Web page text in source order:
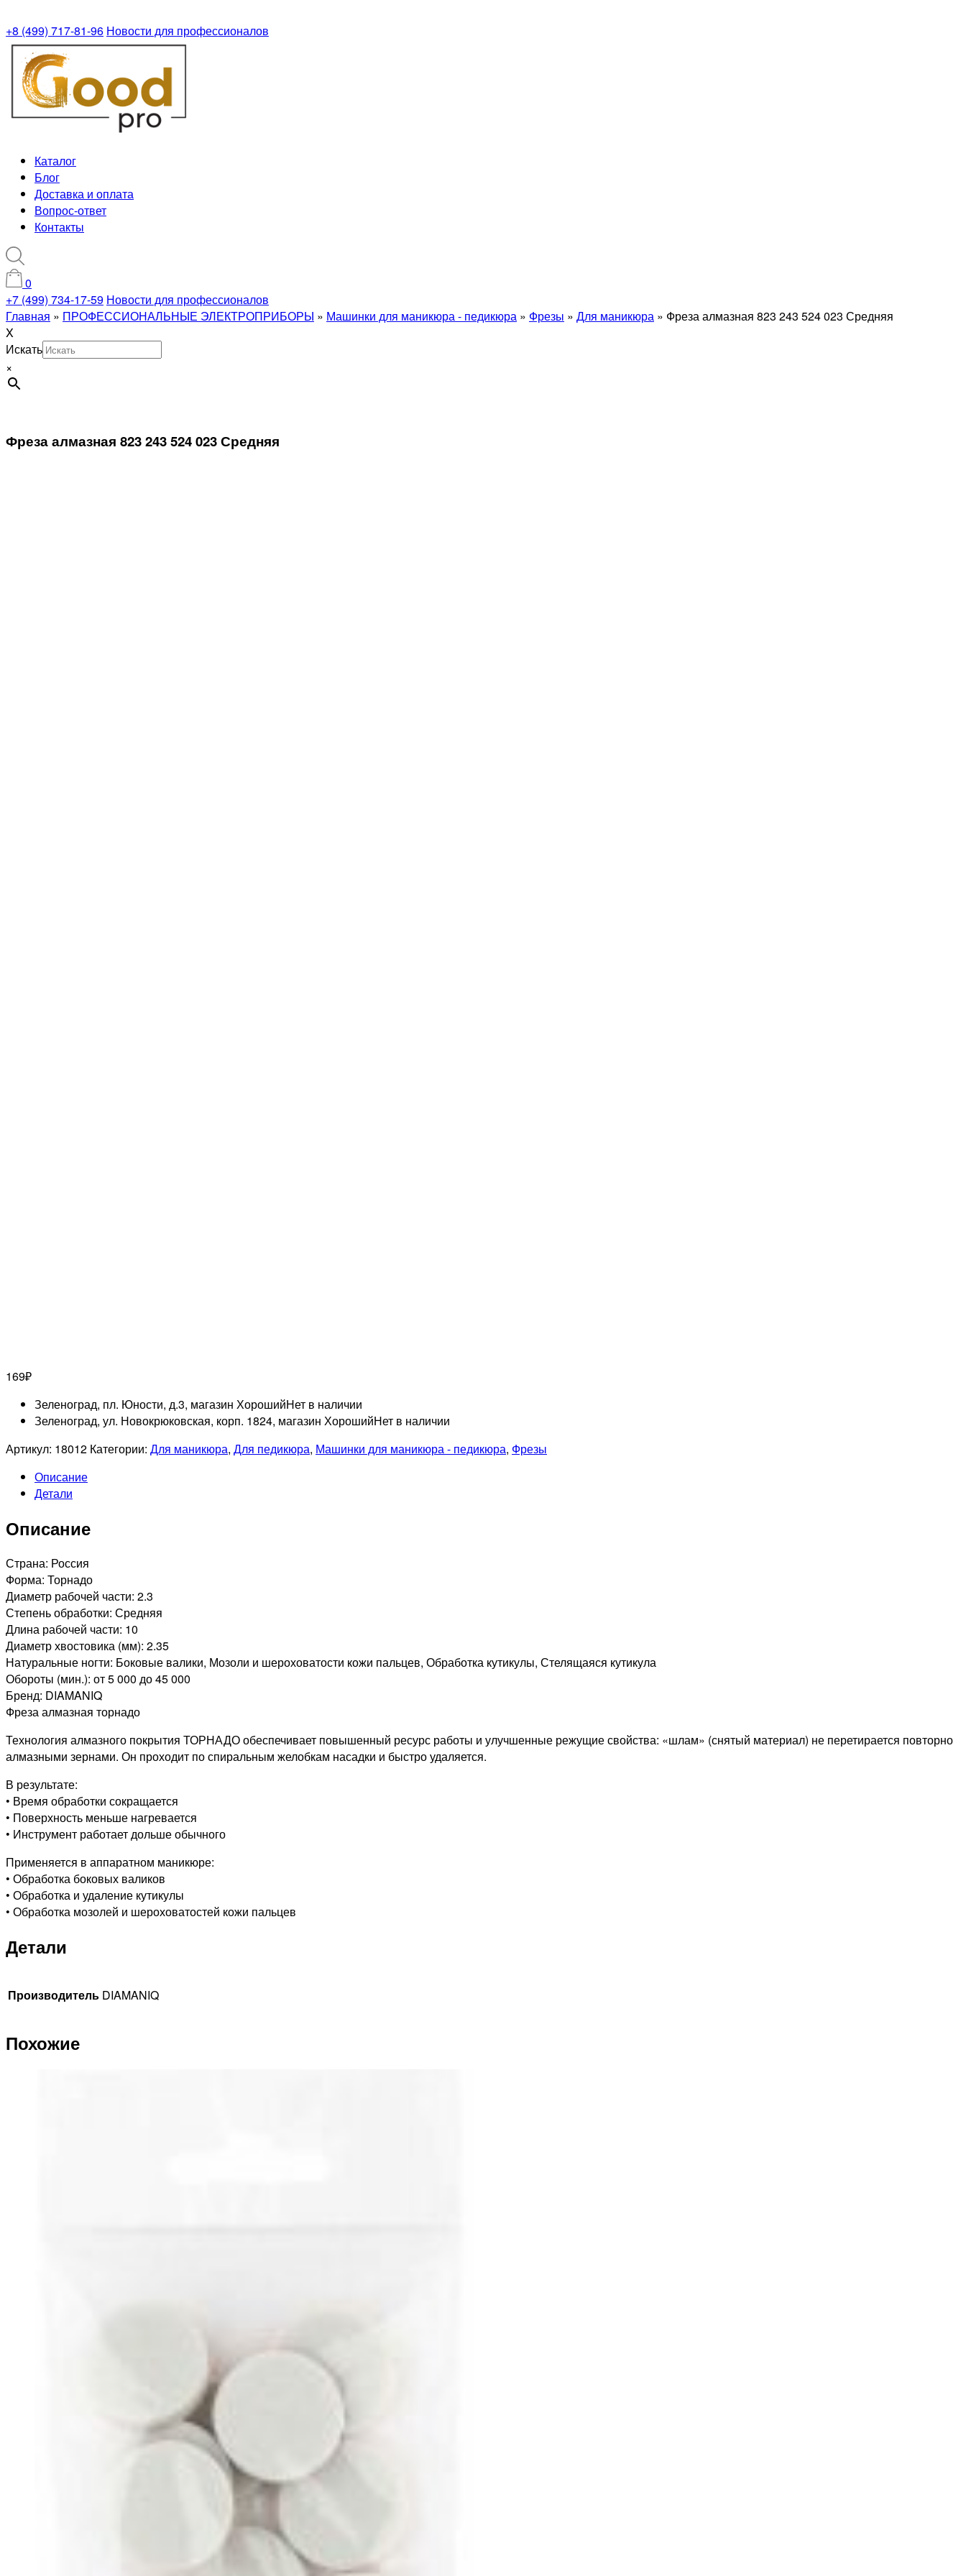
+8 (499) 717-81-96 Новости для профессионалов
Каталог
Блог
Доставка и оплата
Вопрос-ответ
Контакты
0
+7 (499) 734-17-59 Новости для профессионалов
Главная » ПРОФЕССИОНАЛЬНЫЕ ЭЛЕКТРОПРИБОРЫ » Машинки для маникюра - педикюра » Фрезы » Для маникюра » Фреза алмазная 823 243 524 023 Средняя
X
Искать
×
Фреза алмазная 823 243 524 023 Средняя
169₽
Зеленоград, пл. Юности, д.3, магазин ХорошийНет в наличии
Зеленоград, ул. Новокрюковская, корп. 1824, магазин ХорошийНет в наличии
Артикул: 18012 Категории: Для маникюра, Для педикюра, Машинки для маникюра - педикюра, Фрезы
Описание
Детали
Описание
Страна: Россия
Форма: Торнадо
Диаметр рабочей части: 2.3
Степень обработки: Средняя
Длина рабочей части: 10
Диаметр хвостовика (мм): 2.35
Натуральные ногти: Боковые валики, Мозоли и шероховатости кожи пальцев, Обработка кутикулы, Стелящаяся кутикула
Обороты (мин.): от 5 000 до 45 000
Бренд: DIAMANIQ
Фреза алмазная торнадо
Технология алмазного покрытия ТОРНАДО обеспечивает повышенный ресурс работы и улучшенные режущие свойства: «шлам» (снятый материал) не перетирается повторно
алмазными зернами. Он проходит по спиральным желобкам насадки и быстро удаляется.
В результате:
• Время обработки сокращается
• Поверхность меньше нагревается
• Инструмент работает дольше обычного
Применяется в аппаратном маникюре:
• Обработка боковых валиков
• Обработка и удаление кутикулы
• Обработка мозолей и шероховатостей кожи пальцев
Детали
Производитель DIAMANIQ
Похожие